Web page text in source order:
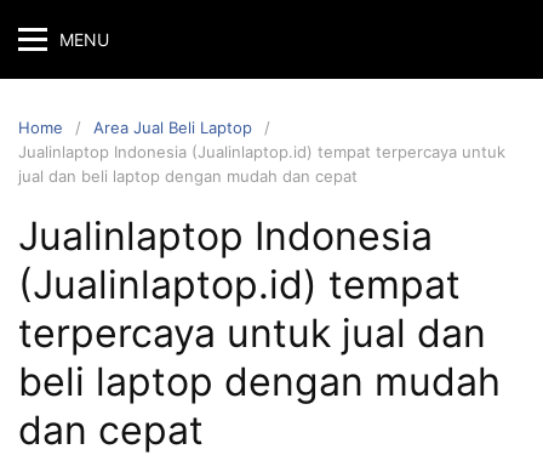
MENU
Home
Area Jual Beli Laptop
Jualinlaptop Indonesia (Jualinlaptop.id) tempat terpercaya untuk
jual dan beli laptop dengan mudah dan cepat
Jualinlaptop Indonesia
(Jualinlaptop.id) tempat
terpercaya untuk jual dan
beli laptop dengan mudah
dan cepat